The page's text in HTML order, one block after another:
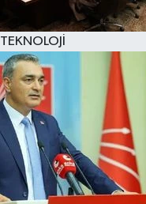
TEKNOLOJİ